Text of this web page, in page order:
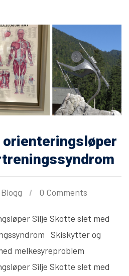
Blogg 0 Comments
Silje Skotte slet med
Skiskytter og
melkesyreproblem
Silje Skotte slet med